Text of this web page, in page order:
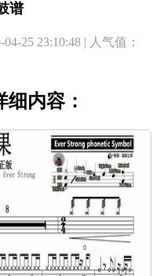
谱
25 23:10:48 | 人气值：
内容：